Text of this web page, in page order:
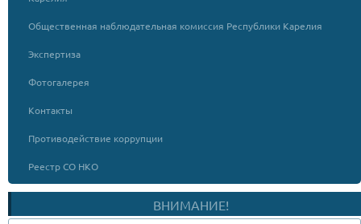
Общественная наблюдательная комиссия Республики Карелия
Экспертиза
Фотогалерея
Контакты
Противодействие коррупции
Реестр СО НКО
ВНИМАНИЕ!